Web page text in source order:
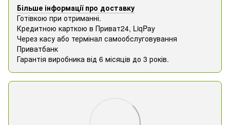
Більше інформації про доставку
Готівкою при отриманні.
Кредитною карткою в Приват24, ​​LiqPay
Через касу або термінал самообслуговування
Приватбанк
Гарантія виробника від 6 місяців до 3 років.